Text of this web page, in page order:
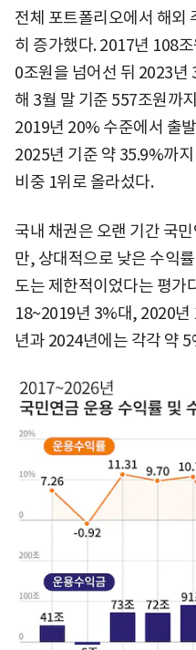
전체 포트폴리오에서 해외
히 증가했다. 2017년 108
0조원을 넘어선 뒤 2023
해 3월 말 기준 557조원까
2019년 20% 수준에서 출
2025년 기준 약 35.9%까
비중 1위로 올라섰다.
국내 채권은 오랜 기간 국
만, 상대적으로 낮은 수익
도는 제한적이었다는 평가
18~2019년 3%대, 2020
년과 2024년에는 각각 약